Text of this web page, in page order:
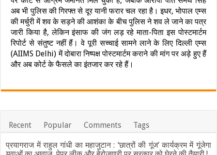
अब भी पुलिस की गिरफ्त से दूर यानी फरार चल रहा है। इधर, भोपाल एम्स
की मर्चुरी में शव के सड़ने की आशंका के बीच पुलिस ने शव ले जाने का पत्र
जारी किया है, लेकिन इंसाफ की जंग लड़ रहे माता-पिता इस पोस्टमार्टम
रिपोर्ट से संतुष्ट नहीं हैं। वे पूरी सच्चाई सामने लाने के लिए दिल्ली एम्स
(AIIMS Delhi) में दोबारा निष्पक्ष पोस्टमार्टम कराने की मांग पर अड़े हुए हैं
और अब कोर्ट के फैसले का इंतजार कर रहे हैं।
Recent Popular Comments Tags
प्रयागराज में राहुल गांधी का महाजुटान : ‘छात्रों की गूंज’ कार्यक्रम में गूंजेगा